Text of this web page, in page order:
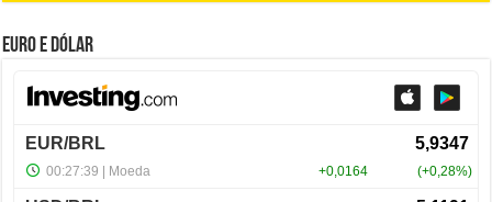
Euro e Dólar